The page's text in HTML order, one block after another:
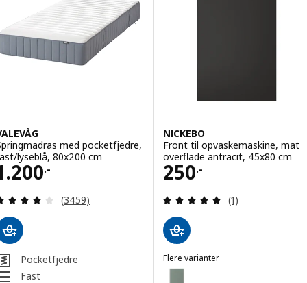
med pocketfjedre,
lyseblå, 80x200 cm
.-
1200.-
Anmeld: 4 ud af 5 Stjerner. Anmeldelser i alt:
(3459)
Pocketfjedre
Fast
NICKEBO
Front til opvaskemaskine, mat
overflade antracit, 45x80 cm
250.-
Pris 250.-
Anmeld: 5 ud
(1)
Flere varianter
NICKEBO